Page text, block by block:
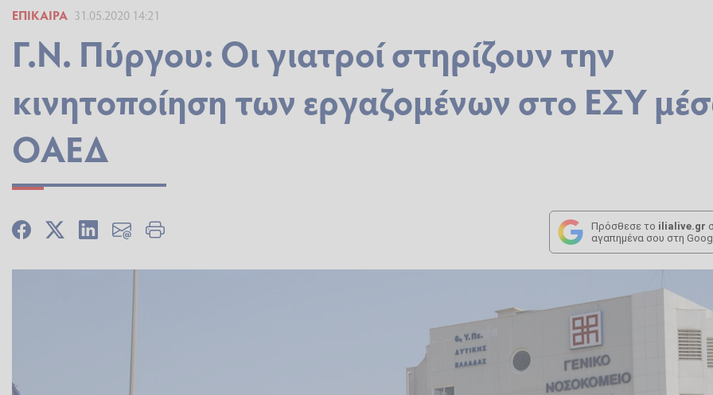
ΕΠΊΚΑΙΡΑ 31.05.2020 14:21
Γ.Ν. Πύργου: Οι γιατροί στηρίζουν την
κινητοποίηση των εργαζομένων στο ΕΣΥ
ΟΑΕΔ
Πρόσθεσε το ilialive.gr
αγαπημένα σου στη